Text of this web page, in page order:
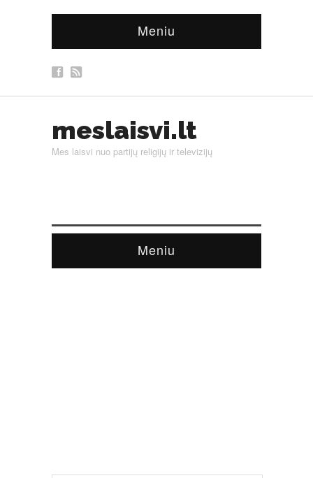
Meniu
meslaisvi.lt
Mes laisvi nuo partijų religijų ir televizijų
Meniu